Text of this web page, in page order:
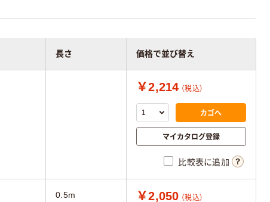
長さ 価格で並び替え
￥2,214 （税込）
カゴへ
マイカタログ登録
比較表に追加
0.5m ￥2,050 （税込）